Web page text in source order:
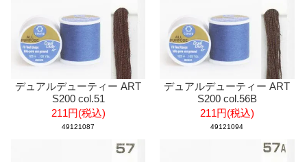
デュアルデューティー ART
S200 col.51
211円(税込)
49121087
デュアルデューティー ART
S200 col.56B
211円(税込)
49121094